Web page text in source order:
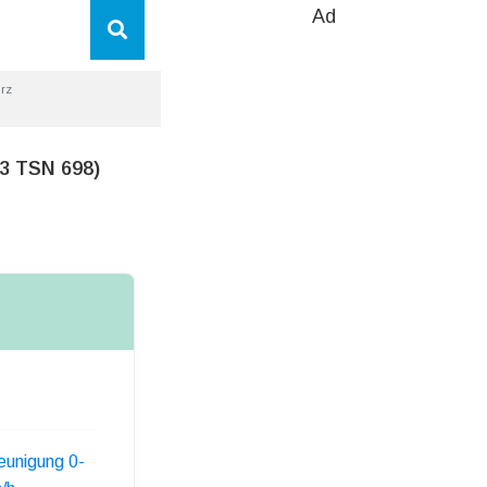
Ad
TSN 698)
0-